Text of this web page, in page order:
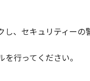
ARISING OUT
OR
OF SUCH
FOR INCIDENTAL
PART OF THE
、セキュリティーの
行ってください。